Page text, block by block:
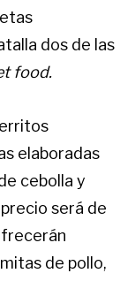
dos de las
food.
elaboradas
cebolla y
será de
de pollo,